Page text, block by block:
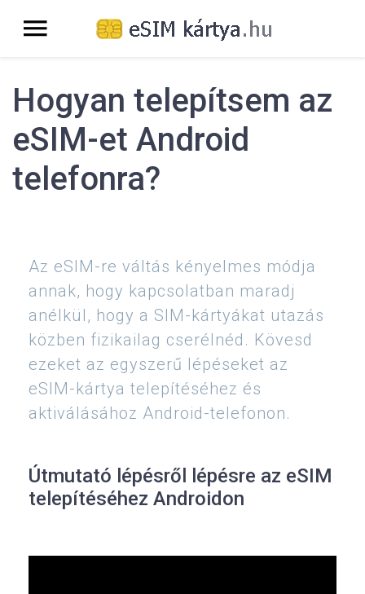
Hogyan telepítsem az
eSIM-et Android
telefonra?
Az eSIM-re váltás kényelmes módja
annak, hogy kapcsolatban maradj
anélkül, hogy a SIM-kártyákat utazás
közben fizikailag cserélnéd. Kövesd
ezeket az egyszerű lépéseket az
eSIM-kártya telepítéséhez és
aktiválásához Android-telefonon.
Útmutató lépésről lépésre az eSIM
telepítéséhez Androidon